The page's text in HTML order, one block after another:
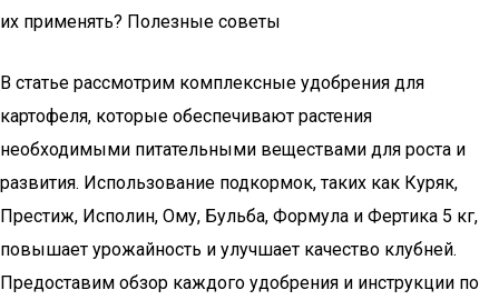
их применять? Полезные советы
В статье рассмотрим комплексные удобрения для
картофеля, которые обеспечивают растения
необходимыми питательными веществами для роста и
развития. Использование подкормок, таких как Куряк,
Престиж, Исполин, Ому, Бульба, Формула и Фертика 5 кг,
повышает урожайность и улучшает качество клубней.
Предоставим обзор каждого удобрения и инструкции по